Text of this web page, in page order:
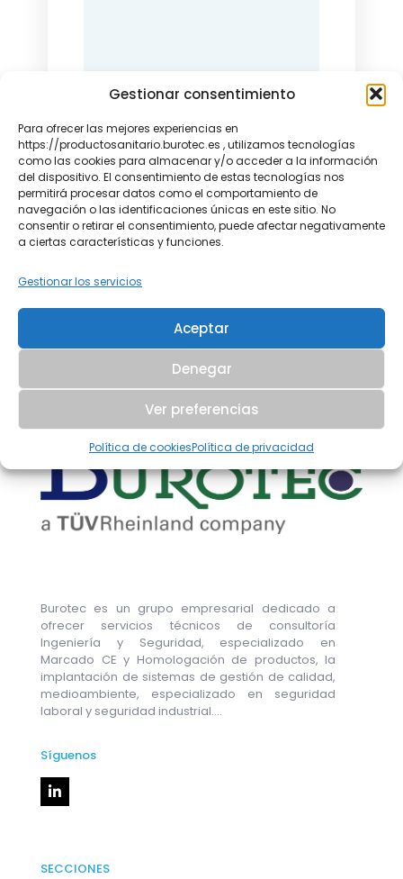
Gestionar consentimiento
Para ofrecer las mejores experiencias en
https://productosanitario.burotec.es , utilizamos tecnologías
como las cookies para almacenar y/o acceder a la información
del dispositivo. El consentimiento de estas tecnologías nos
permitirá procesar datos como el comportamiento de
navegación o las identificaciones únicas en este sitio. No
consentir o retirar el consentimiento, puede afectar negativamente
a ciertas características y funciones.
Gestionar los servicios
Aceptar
Denegar
Ver preferencias
Política de cookiesPolítica de privacidad
Por favor, deja este campo vacío.
He leído y acepto la
cláusula de
protección de datos
Burotec es un grupo empresarial dedicado a
ofrecer servicios técnicos de consultoría
Ingeniería y Seguridad, especializado en
Marcado CE y Homologación de productos, la
implantación de sistemas de gestión de calidad,
medioambiente, especializado en seguridad
laboral y seguridad industrial....
Síguenos
SECCIONES